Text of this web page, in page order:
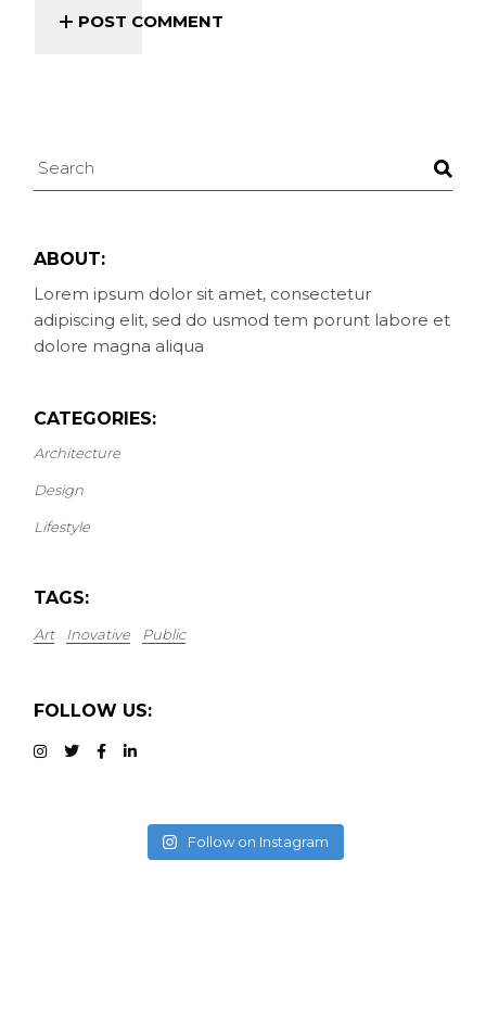
POST COMMENT
ABOUT:
Lorem ipsum dolor sit amet, consectetur
adipiscing elit, sed do usmod tem porunt labore et
dolore magna aliqua
CATEGORIES:
Architecture
Design
Lifestyle
TAGS:
Art Inovative Public
FOLLOW US:
Follow on Instagram